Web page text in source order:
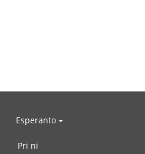
Esperanto
Pri ni